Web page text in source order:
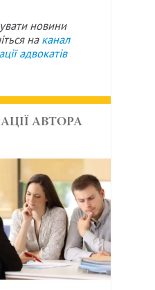
новини
на канал
адвокатів
АВТОРА